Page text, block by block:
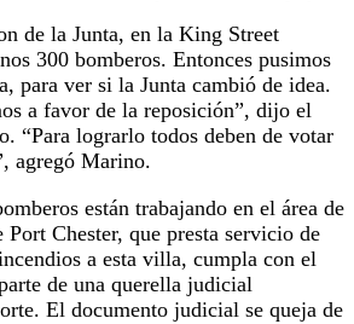
de la Junta, en la King Street
300 bomberos. Entonces pusimos
para ver si la Junta cambió de idea.
a favor de la reposición”, dijo el
“Para lograrlo todos deben de votar
agregó Marino.
están trabajando en el área de
Chester, que presta servicio de
a esta villa, cumpla con el
de una querella judicial
El documento judicial se queja de